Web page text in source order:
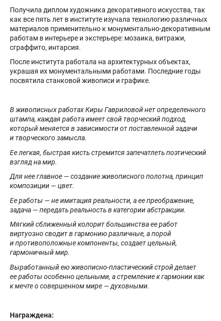
Получила диплом художника декоративного искусства, так
как все пять лет в институте изучала технологию различных
материалов применительно к монументально-декоративным
работам в интерьере и экстерьере: мозаика, витражи,
сграффито, интарсия.
После института работала на архитектурных объектах,
украшая их монументальными работами. Последние годы
посвятила станковой живописи и графике.
В живописных работах Киры Гавриловой нет определенного
штампа, каждая работа имеет свой творческий подход,
который меняется в зависимости от поставленной задачи
и творческого замысла.
Ее легкая, быстрая кисть стремится запечатлеть поэтический
взгляд на мир.
Для нее главное — создание живописного полотна, принцип
композиции — цвет.
Ее работы — не имитация реальности, а ее преображение,
задача — передать реальность в категории абстракции.
Мягкий сближенный колорит большинства ее работ
виртуозно сводит в гармонию различные, а порой
и противоположные компоненты, создает цельный,
гармоничный мир.
Выработанный ею живописно-пластический строй делает
ее работы особенно цельными, а стремление к гармонии как
к мечте о совершенном мире — духовными.
Награждена: